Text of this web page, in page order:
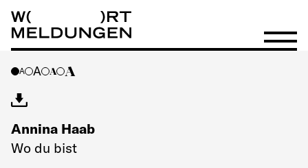
Wortmeldungen
A A A A
Annina Haab
Wo du bist